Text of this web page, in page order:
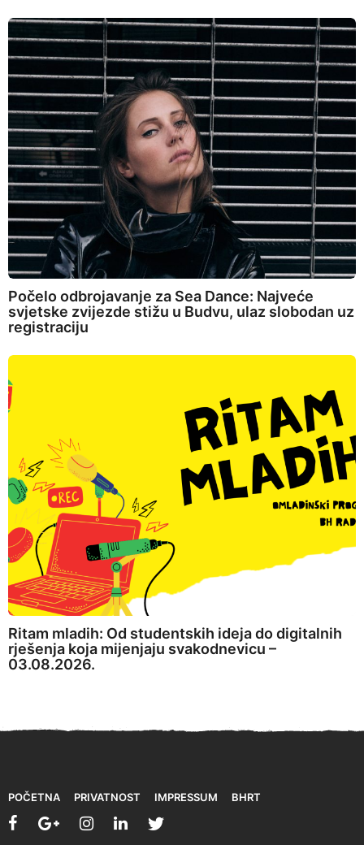
Počelo odbrojavanje za Sea Dance: Najveće
svjetske zvijezde stižu u Budvu, ulaz slobodan uz
registraciju
Ritam mladih: Od studentskih ideja do digitalnih
rješenja koja mijenjaju svakodnevicu –
03.08.2026.
POČETNA PRIVATNOST IMPRESSUM BHRT